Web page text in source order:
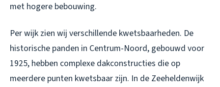
met hogere bebouwing.
Per wijk zien wij verschillende kwetsbaarheden. De
historische panden in Centrum-Noord, gebouwd voor
1925, hebben complexe dakconstructies die op
meerdere punten kwetsbaar zijn. In de Zeeheldenwijk